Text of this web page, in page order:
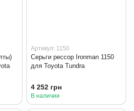
Артикул: 1150
Серьги рессор Ironman 1150
для Toyota Tundra
4 252 грн
В наличии